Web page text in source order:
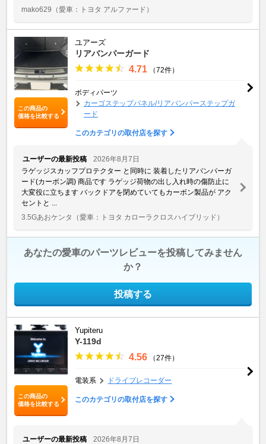
mako629 （愛車：トヨタ アルファード）
この商品の
価格を比較する
ユアーズ
リアバンパーガード
4.71 （72件）
ボディパーツ
カーゴステップパネル/リアバンパーステップガ
ード
このカテゴリの取付店を探す
ユーザーの最新投稿
2026年8月7日
ラゲッジスカッフプロテクター と同時に 装着したリアバンパーガ
ード(カーボン調) 商品です ラゲッジ荷物の出し入れ時の傷防止に
大変役に立ちます バックドアを閉めていてもカーボン製品が アク
セントと ...
3.5Gあおケンタ
（愛車：トヨタ カローラクロスハイブリッド）
あなたの愛車のパーツレビューを投稿してみません
か？
投稿する
この商品の
価格を比較する
Yupiteru
Y-119d
4.56 （27件）
電装系 ドライブレコーダー
このカテゴリの取付店を探す
ユーザーの最新投稿
2026年8月7日